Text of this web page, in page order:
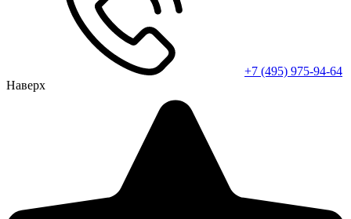
+7 (495) 975-94-64
Наверх